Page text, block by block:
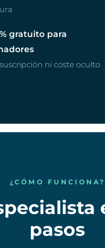
gratuito para
ni coste oculto
¿CÓMO FUNCIONA?
pasos